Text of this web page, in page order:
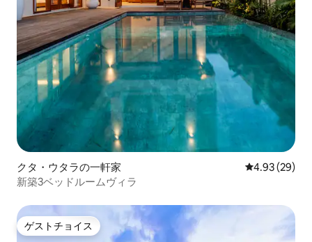
クタ・ウタラの一軒家 レビュー29
4.93 (29)
新築3ベッドルームヴィラ
ゲストチョイス
ゲストチョイス